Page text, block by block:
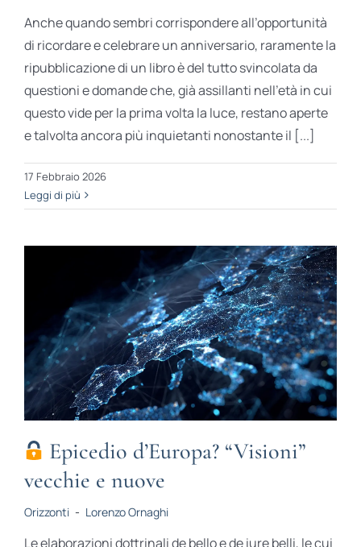
Anche quando sembri corrispondere all’opportunità
di ricordare e celebrare un anniversario, raramente la
ripubblicazione di un libro è del tutto svincolata da
questioni e domande che, già assillanti nell’età in cui
questo vide per la prima volta la luce, restano aperte
e talvolta ancora più inquietanti nonostante il [...]
17 Febbraio 2026
Leggi di più
Epicedio d’Europa? “Visioni”
vecchie e nuove
Orizzonti - Lorenzo Ornaghi
Le elaborazioni dottrinali de bello e de iure belli, le cui